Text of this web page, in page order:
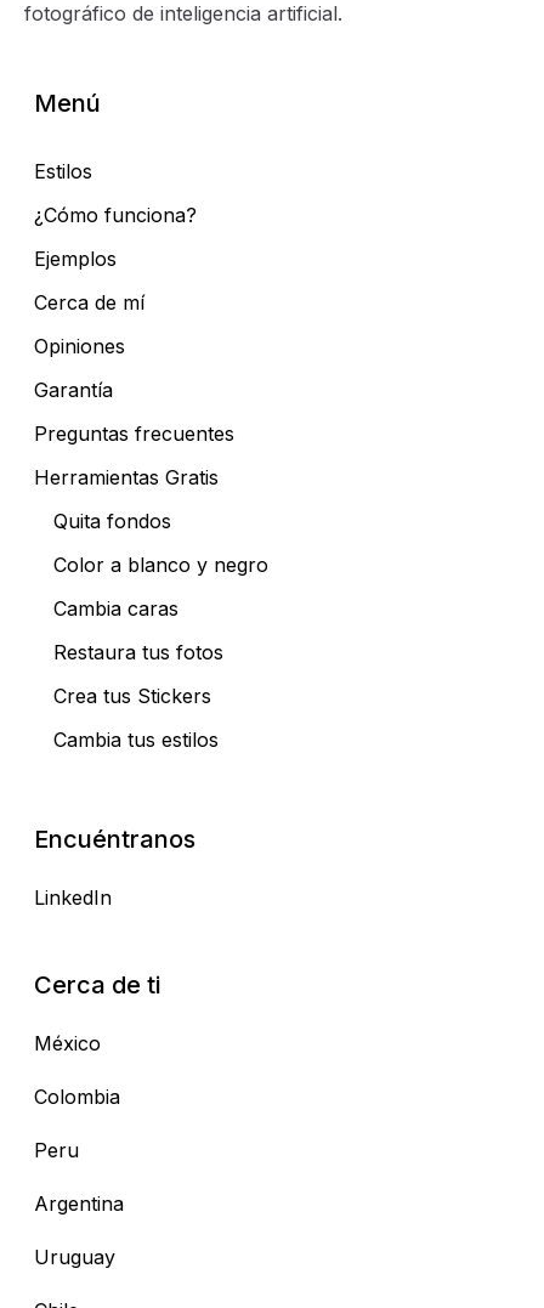
fotográfico de inteligencia artificial.
Menú
Estilos
¿Cómo funciona?
Ejemplos
Cerca de mí
Opiniones
Garantía
Preguntas frecuentes
Herramientas Gratis
Quita fondos
Color a blanco y negro
Cambia caras
Restaura tus fotos
Crea tus Stickers
Cambia tus estilos
Encuéntranos
LinkedIn
Cerca de ti
México
Colombia
Peru
Argentina
Uruguay